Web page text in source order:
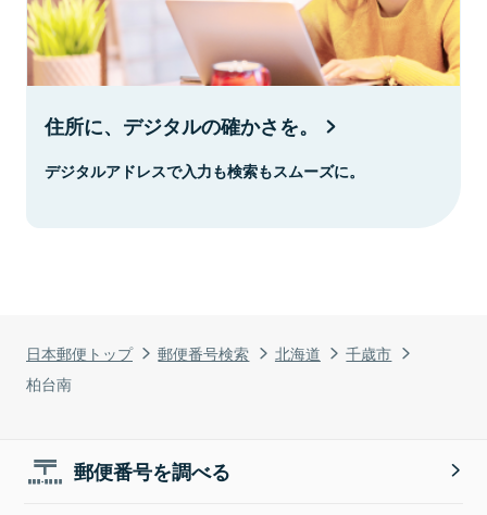
日本郵便トップ 郵便番号検索 北海道
千歳市
柏台南
住所に、デジタルの確かさを。
デジタルアドレスで入力も検索もスムーズに。
郵便番号を調べる